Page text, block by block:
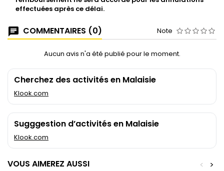
effectuées après ce délai.
COMMENTAIRES (0) Note
Aucun avis n'a été publié pour le moment.
Cherchez des activités en Malaisie
Klook.com
Sugggestion d’activités en Malaisie
Klook.com
VOUS AIMEREZ AUSSI >
<